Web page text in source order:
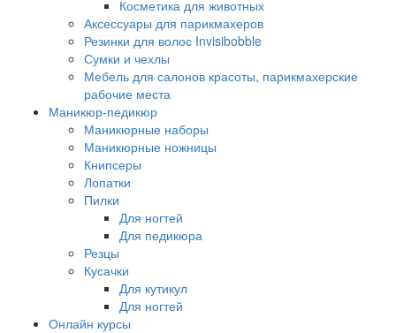
Косметика для животных
Аксессуары для парикмахеров
Резинки для волос Invisibobble
Сумки и чехлы
Мебель для салонов красоты, парикмахерские
рабочие места
Маникюр-педикюр
Маникюрные наборы
Маникюрные ножницы
Книпсеры
Лопатки
Пилки
Для ногтей
Для педикюра
Резцы
Кусачки
Для кутикул
Для ногтей
Онлайн курсы